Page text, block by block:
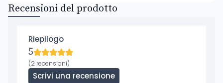
Recensioni del prodotto
Riepilogo
5
(2 recensioni)
Scrivi una recensione